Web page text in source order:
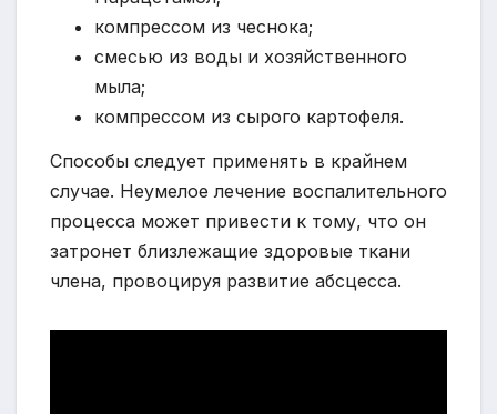
компрессом из чеснока;
смесью из воды и хозяйственного
мыла;
компрессом из сырого картофеля.
Способы следует применять в крайнем
случае. Неумелое лечение воспалительного
процесса может привести к тому, что он
затронет близлежащие здоровые ткани
члена, провоцируя развитие абсцесса.